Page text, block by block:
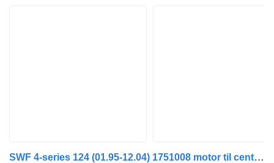
SWF 4-series 124 (01.95-12.04) 1751008 motor til centrallås til Scania 4-series (1995-2006) trækker